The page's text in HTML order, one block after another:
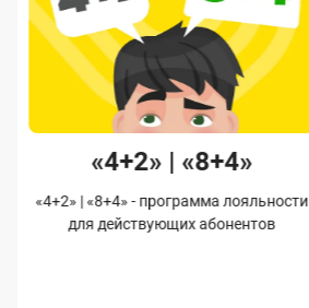
«4+2» | «8+4»
«4+2» | «8+4» - программа лояльности
для действующих абонентов